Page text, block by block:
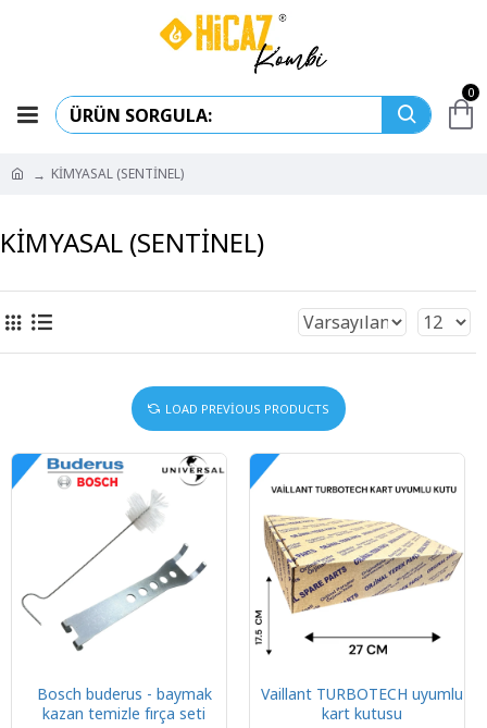
0
KİMYASAL (SENTİNEL)
KİMYASAL (SENTİNEL)
LOAD PREVIOUS PRODUCTS
Bosch buderus - baymak
kazan temizle fırça seti
Vaillant TURBOTECH uyumlu
kart kutusu